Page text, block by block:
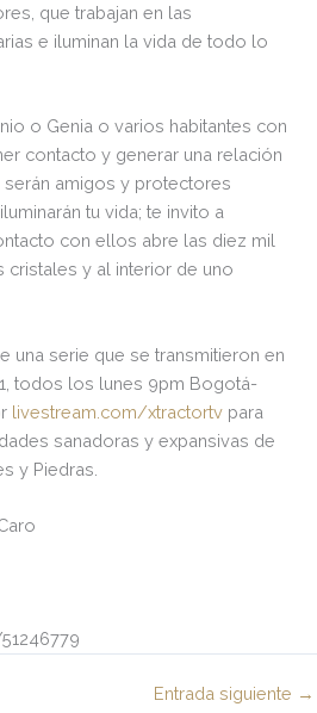
que trabajan en las
e iluminan la vida de todo lo
o Genia o varios habitantes con
contacto y generar una relación
amigos y protectores
tu vida; te invito a
con ellos abre las diez mil
cristales y al interior de uno
una serie que se transmitieron en
todos los lunes 9pm Bogotá-
livestream.com/xtractortv para
sanadoras y expansivas de
y Piedras.
Entrada siguiente →